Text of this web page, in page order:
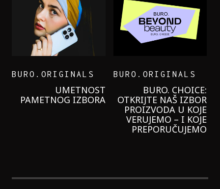
GARNIER KREMU I
NIKADA NIŠTA
LAGANIJE NISAM
KORISTILA